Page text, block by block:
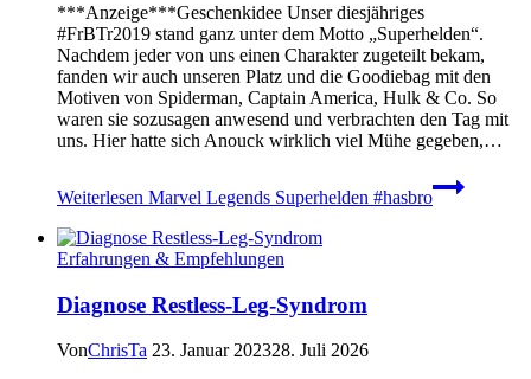
***Anzeige***Geschenkidee Unser diesjähriges
#FrBTr2019 stand ganz unter dem Motto „Superhelden“.
Nachdem jeder von uns einen Charakter zugeteilt bekam,
fanden wir auch unseren Platz und die Goodiebag mit den
Motiven von Spiderman, Captain America, Hulk & Co. So
waren sie sozusagen anwesend und verbrachten den Tag mit
uns. Hier hatte sich Anouck wirklich viel Mühe gegeben,…
Weiterlesen Marvel Legends Superhelden #hasbro
Erfahrungen & Empfehlungen
Diagnose Restless-Leg-Syndrom
VonChrisTa 23. Januar 202328. Juli 2026